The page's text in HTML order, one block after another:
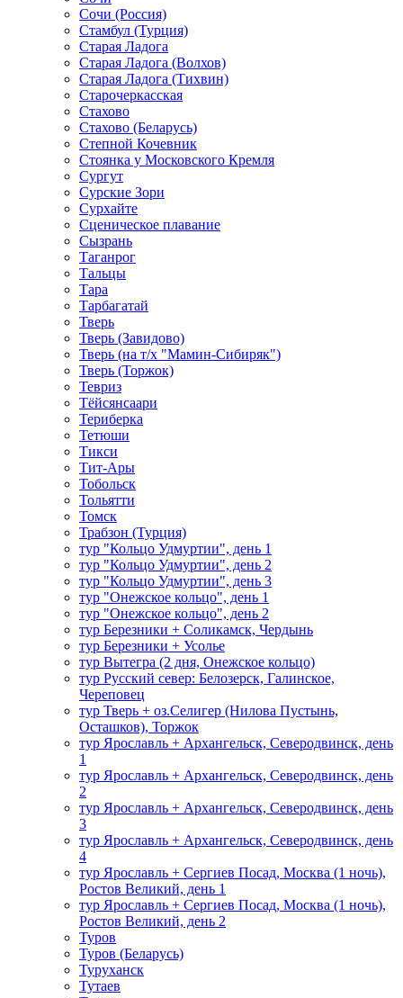
Сочи (Россия)
Стамбул (Турция)
Старая Ладога
Старая Ладога (Волхов)
Старая Ладога (Тихвин)
Старочеркасская
Стахово
Стахово (Беларусь)
Степной Кочевник
Стоянка у Московского Кремля
Сургут
Сурские Зори
Сурхайте
Сценическое плавание
Сызрань
Таганрог
Тальцы
Тара
Тарбагатай
Тверь
Тверь (Завидово)
Тверь (на т/х "Мамин-Сибиряк")
Тверь (Торжок)
Тевриз
Тёйсянсаари
Териберка
Тетюши
Тикси
Тит-Ары
Тобольск
Тольятти
Томск
Трабзон (Турция)
тур "Кольцо Удмуртии", день 1
тур "Кольцо Удмуртии", день 2
тур "Кольцо Удмуртии", день 3
тур "Онежское кольцо", день 1
тур "Онежское кольцо", день 2
тур Березники + Соликамск, Чердынь
тур Березники + Усолье
тур Вытегра (2 дня, Онежское кольцо)
тур Русский север: Белозерск, Галинское,
Череповец
тур Тверь + оз.Селигер (Нилова Пустынь,
Осташков), Торжок
тур Ярославль + Архангельск, Северодвинск, день
1
тур Ярославль + Архангельск, Северодвинск, день
2
тур Ярославль + Архангельск, Северодвинск, день
3
тур Ярославль + Архангельск, Северодвинск, день
4
тур Ярославль + Сергиев Посад, Москва (1 ночь),
Ростов Великий, день 1
тур Ярославль + Сергиев Посад, Москва (1 ночь),
Ростов Великий, день 2
Туров
Туров (Беларусь)
Туруханск
Тутаев